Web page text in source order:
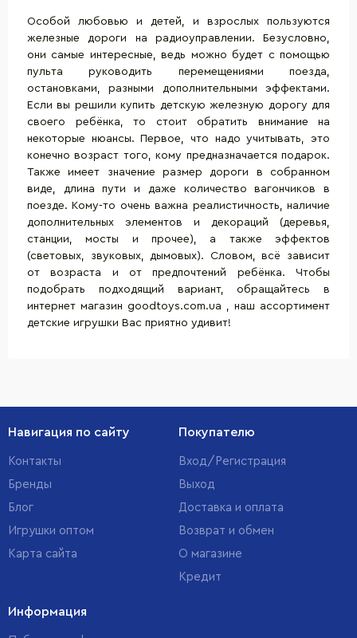
Особой любовью и детей, и взрослых пользуются
железные дороги на радиоуправлении. Безусловно,
они самые интересные, ведь можно будет с помощью
пульта руководить перемещениями поезда,
остановками, разными дополнительными эффектами.
Если вы решили купить детскую железную дорогу для
своего ребёнка, то стоит обратить внимание на
некоторые нюансы. Первое, что надо учитывать, это
конечно возраст того, кому предназначается подарок.
Также имеет значение размер дороги в собранном
виде, длина пути и даже количество вагончиков в
поезде. Кому-то очень важна реалистичность, наличие
дополнительных элементов и декораций (деревья,
станции, мосты и прочее), а также эффектов
(световых, звуковых, дымовых). Словом, всё зависит
от возраста и от предпочтений ребёнка. Чтобы
подобрать подходящий вариант, обращайтесь в
интернет магазин goodtoys.com.ua , наш ассортимент
детские игрушки Вас приятно удивит!
Навигация по сайту
Контакты
Бренды
Блог
Игрушки оптом
Карта сайта
Покупателю
Вход/Регистрация
Выход
Доставка и оплата
Возврат и обмен
О магазине
Кредит
Информация